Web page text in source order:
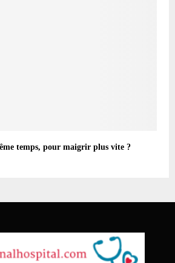
temps, pour maigrir plus vite ?